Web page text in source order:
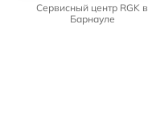
Сервисный центр RGK в
Барнауле